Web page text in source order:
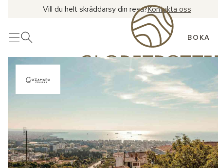
Vill du helt skräddarsy din resa?Kontakta oss
MenyÖppna sök BOKA
Se fler bilder